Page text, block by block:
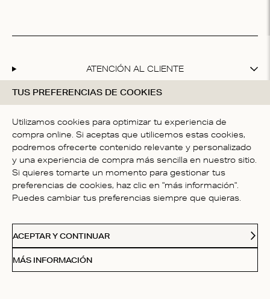
ATENCIÓN AL CLIENTE
NOSOTROS
FOLLOW
Cartas De Amor
Suscríbete a nuestro boletín y disfruta de un 20 % de
descuento en tu primera compra.
Al suscribirse, acepta nuestros
PAIS
TUS PREFERENCIAS DE COOKIES
Utilizamos cookies para optimizar tu experiencia de
compra online. Si aceptas que utilicemos estas cookies,
podremos ofrecerte contenido relevante y personalizado
y una experiencia de compra más sencilla en nuestro sitio.
Si quieres tomarte un momento para gestionar tus
preferencias de cookies, haz clic en "más información".
Puedes cambiar tus preferencias siempre que quieras.
ACEPTAR Y CONTINUAR
MÁS INFORMACIÓN